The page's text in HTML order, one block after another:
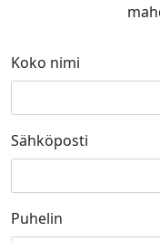
Koko nimi
Sähköposti
Puhelin